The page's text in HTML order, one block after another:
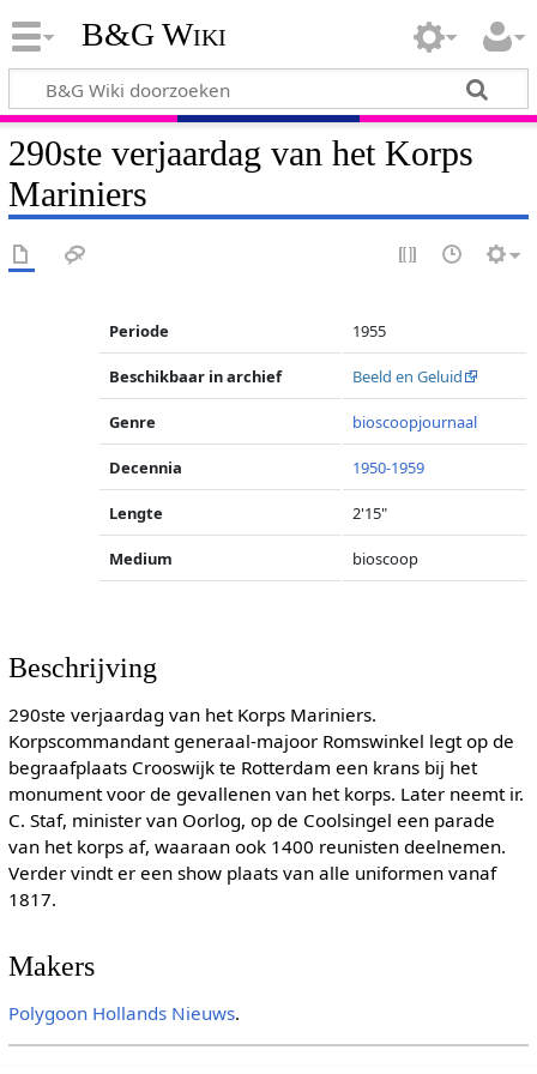
B&G Wiki
290ste verjaardag van het Korps
Mariniers
Periode 1955
Beschikbaar in archief Beeld en Geluid
Genre bioscoopjournaal
Decennia 1950-1959
Lengte 2'15"
Medium bioscoop
Beschrijving
290ste verjaardag van het Korps Mariniers.
Korpscommandant generaal-majoor Romswinkel legt op de
begraafplaats Crooswijk te Rotterdam een krans bij het
monument voor de gevallenen van het korps. Later neemt ir.
C. Staf, minister van Oorlog, op de Coolsingel een parade
van het korps af, waaraan ook 1400 reunisten deelnemen.
Verder vindt er een show plaats van alle uniformen vanaf
1817.
Makers
Polygoon Hollands Nieuws.